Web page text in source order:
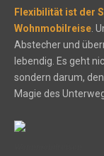
Flexibilität ist der
Wohnmobilreise .
Abstecher und
lebendig. Es geht
sondern darum,
Magie des